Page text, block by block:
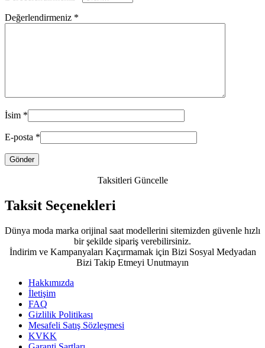
Değerlendirmeniz *
İsim *
E-posta *
Taksitleri Güncelle
Taksit Seçenekleri
Dünya moda marka orijinal saat modellerini sitemizden güvenle hızlı
bir şekilde sipariş verebilirsiniz.
İndirim ve Kampanyaları Kaçırmamak için Bizi Sosyal Medyadan
Bizi Takip Etmeyi Unutmayın
Hakkımızda
İletişim
FAQ
Gizlilik Politikası
Mesafeli Satış Sözleşmesi
KVKK